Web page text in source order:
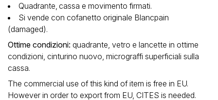
Quadrante‚ cassa e movimento firmati.
Si vende con cofanetto originale Blancpain
(damaged).
Ottime condizioni: quadrante, vetro e lancette in ottime
condizioni, cinturino nuovo, micrograffi superficiali sulla
cassa.
The commercial use of this kind of item is free in EU.
However in order to export from EU, CITES is needed.